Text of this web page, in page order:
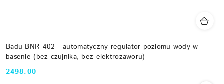
Badu BNR 402 - automatyczny regulator poziomu wody w
basenie (bez czujnika, bez elektrozaworu)
Cena:
2498.00